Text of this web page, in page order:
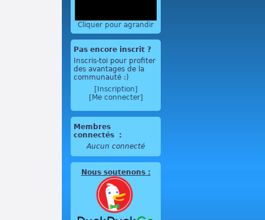
Cliquer pour agrandir
Pas encore inscrit ?
Inscris-toi pour profiter
des avantages de la
communauté :)
[Inscription]
[Me connecter]
Membres
connectés
:
Aucun connecté
Nous soutenons: